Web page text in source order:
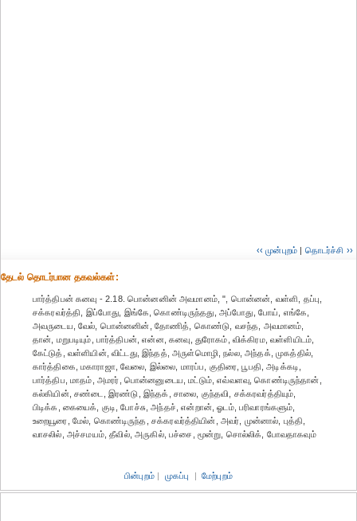
‹‹ முன்புறம் | தொடர்ச்சி ››
தேட‌ல் தொட‌ர்பான தகவ‌ல்க‌ள்:
பார்த்திபன் கனவு - 2.18. பொன்னனின் அவமானம், ", பொன்னன், வள்ளி, தப்பு,
சக்கரவர்த்தி, இப்போது, இங்கே, கொண்டிருந்தது, அப்போது, போய், எங்கே,
அவருடைய, வேல், பொன்னனின், தோணித், கொண்டு, வசந்த, அவமானம்,
தான், மறுபடியும், பார்த்திபன், என்ன, கனவு, துரோகம், விக்கிரம, வள்ளியிடம்,
கேட்டுத், வள்ளியின், விட்டது, இந்தத், அருள்மொழி, நல்ல, அந்தக், முகத்தில்,
கார்த்திகை, மகாராஜா, வேலை, இல்லை, மாரப்ப, குதிரை, பூபதி, அடிக்கடி,
பார்த்திப, மாதம், அமரர், பொன்னனுடைய, மட்டும், எவ்வளவு, கொண்டிருந்தான்,
கல்கியின், சண்டை, இரண்டு, இந்தக், சாலை, குந்தவி, சக்கரவர்த்தியும்,
பிடிக்க, கையைக், குடி, போச்சு, அந்தச், என்றான், ஓடம், பரிவாரங்களும்,
உறையூரை, மேல், கொண்டிருந்த, சக்கரவர்த்தியின், அவர், முன்னால், புத்தி,
வாசலில், அச்சமயம், தீவில், அருகில், பச்சை, மூன்று, சொல்லிக், போவதாகவும்
பின்புறம் | முகப்பு | மேற்புறம்